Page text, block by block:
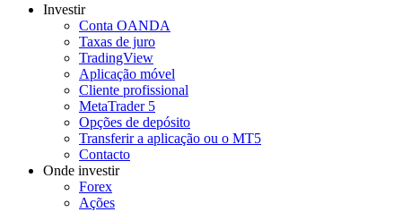
Investir
Conta OANDA
Taxas de juro
TradingView
Aplicação móvel
Cliente profissional
MetaTrader 5
Opções de depósito
Transferir a aplicação ou o MT5
Contacto
Onde investir
Forex
Ações